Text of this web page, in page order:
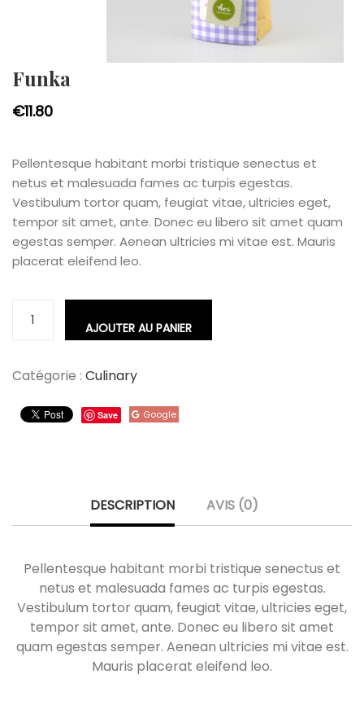
Funka
€11.80
Pellentesque habitant morbi tristique senectus et
netus et malesuada fames ac turpis egestas.
Vestibulum tortor quam, feugiat vitae, ultricies eget,
tempor sit amet, ante. Donec eu libero sit amet quam
egestas semper. Aenean ultricies mi vitae est. Mauris
placerat eleifend leo.
AJOUTER AU PANIER
Catégorie : Culinary
Save Google
DESCRIPTION AVIS (0)
Pellentesque habitant morbi tristique senectus et
netus et malesuada fames ac turpis egestas.
Vestibulum tortor quam, feugiat vitae, ultricies eget,
tempor sit amet, ante. Donec eu libero sit amet
quam egestas semper. Aenean ultricies mi vitae est.
Mauris placerat eleifend leo.